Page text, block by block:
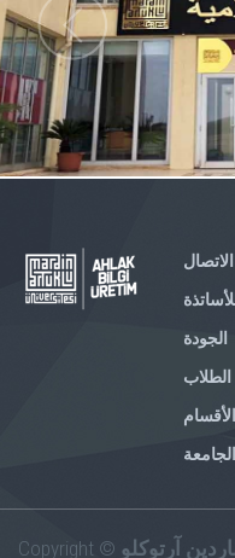
الاتصال
الجودة
الطلاب
الأقسام
Copyright © آرتوكلو